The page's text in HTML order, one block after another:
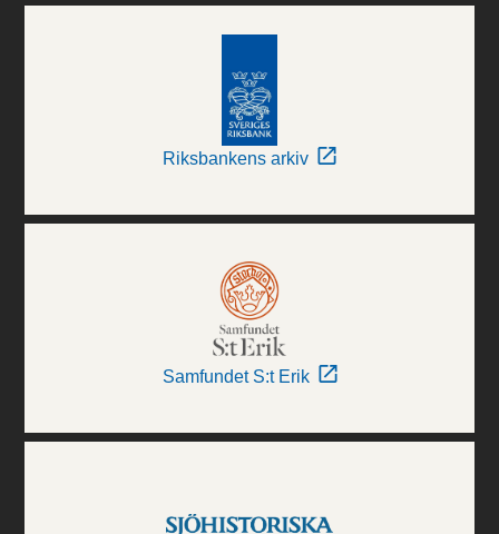
Riksbankens arkiv
Samfundet S:t Erik